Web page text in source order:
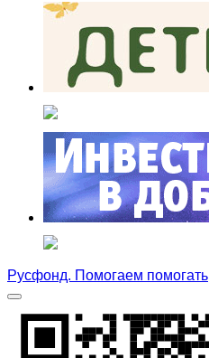
Русфонд. Помогаем помогать